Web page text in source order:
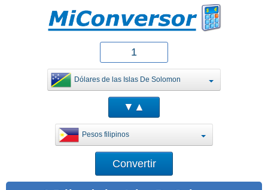
Dólares de las Islas De Solomon
Pesos filipinos